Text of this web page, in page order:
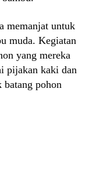
memanjat untuk
muda. Kegiatan
yang mereka
pijakan kaki dan
batang pohon